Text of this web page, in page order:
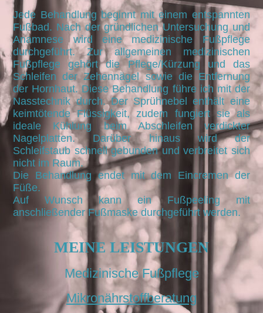
Jede Behandlung beginnt mit einem entspannten
Fußbad. Nach der gründlichen Untersuchung und
Anamnese wird eine medizinische Fußpflege
durchgeführt. Zur allgemeinen medizinischen
Fußpflege gehört die Pflege/Kürzung und das
Schleifen der Zehennägel sowie die Entfernung
der Hornhaut. Diese Behandlung führe ich mit der
Nasstechnik durch. Der Sprühnebel enthält eine
keimtötende Flüssigkeit, zudem fungiert sie als
ideale Kühlung beim Abschleifen verdickter
Nagelplatten. Darüber hinaus wird der
Schleifstaub schnell gebunden und verbreitet sich
nicht im Raum.
Die Behandlung endet mit dem Eincremen der
Füße.
Auf Wunsch kann ein Fußpeeling mit
anschließender Fußmaske durchgeführt werden.
MEINE LEISTUNGEN
Medizinische Fußpflege
Mikronährstoffberatung